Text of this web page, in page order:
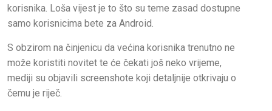
korisnika. Loša vijest je to što su teme zasad dostupne
samo korisnicima bete za Android.
S obzirom na činjenicu da većina korisnika trenutno ne
može koristiti novitet te će čekati još neko vrijeme,
mediji su objavili screenshote koji detaljnije otkrivaju o
čemu je riječ.